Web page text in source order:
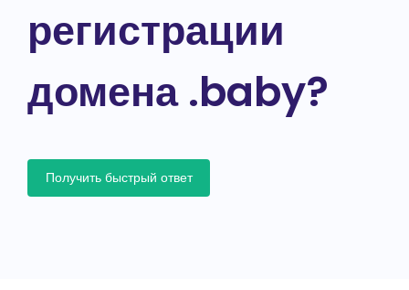
регистрации
домена .baby?
Получить быстрый ответ